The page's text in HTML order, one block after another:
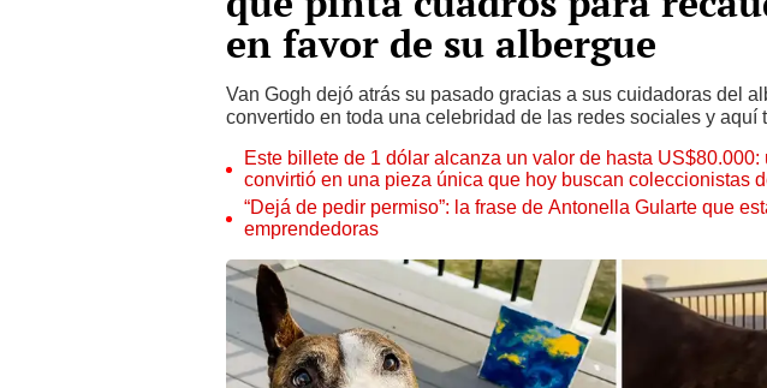
en favor de su albergue
Van Gogh dejó atrás su pasado gracias a sus cuidadoras del
convertido en toda una celebridad de las redes sociales y aquí
Este billete de 1 dólar alcanza un valor de hasta
convirtió en una pieza única que hoy buscan coleccionistas
“Dejá de pedir permiso”: la frase de Antonella Gularte que
emprendedoras